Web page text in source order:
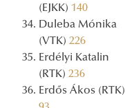
(EJKK) 140
Duleba Mónika
(VTK) 226
Erdélyi Katalin
(RTK) 236
Erdős Ákos (RTK)